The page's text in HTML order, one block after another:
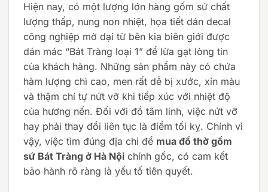
Hiện nay, có một lượng lớn hàng gốm sứ chất
lượng thấp, nung non nhiệt, họa tiết dán decal
công nghiệp mờ dại từ bên kia biên giới được
dán mác “Bát Tràng loại 1” để lừa gạt lòng tin
của khách hàng. Những sản phẩm này có chứa
hàm lượng chì cao, men rất dễ bị xước, xỉn màu
và thậm chí tự nứt vỡ khi tiếp xúc với nhiệt độ
của hương nến. Đối với đồ tâm linh, việc nứt vỡ
hay phải thay đổi liên tục là điềm tối kỵ. Chính vì
vậy, việc tìm đúng địa chỉ để mua đồ thờ gốm
sứ Bát Tràng ở Hà Nội chính gốc, có cam kết
bảo hành rõ ràng là yếu tố tiên quyết.